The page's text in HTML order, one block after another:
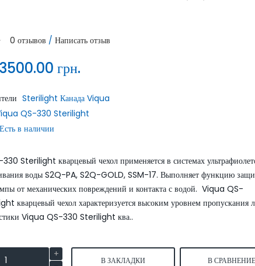
0 отзывов /Написать отзыв
3500.00 грн.
Sterilight Канада Viqua
QS-330 Sterilight
Есть в наличии
Sterilight кварцевый чехол применяется в системах
воды S2Q-PA, S2Q-GOLD, SSM-17. Выполняет функцию
от механических повреждений и контакта с водой. Viqua QS-
кварцевый чехол характеризуется высоким уровнем пропускания
Viqua QS-330 Sterilight ква..
В ЗАКЛАДКИ В СРАВНЕНИЕ
S800 аквафор waterboss
ОТПРАВИТЬ